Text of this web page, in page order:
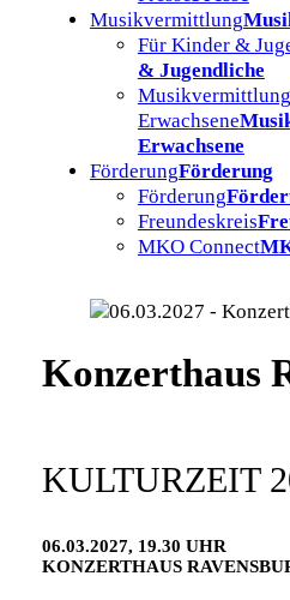
Musikvermittlung
Für Kinder &
& Jugendliche
Erwachsene
Erwachsene
FörderungFörderung
Förderung
Freundeskreis
MKO Connect
Konzerthaus
KULTURZEIT
06.03.2027, 19.30 UHR
KONZERTHAUS